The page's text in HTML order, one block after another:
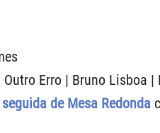
Outro Erro | Bruno Lisboa
de Mesa Redonda